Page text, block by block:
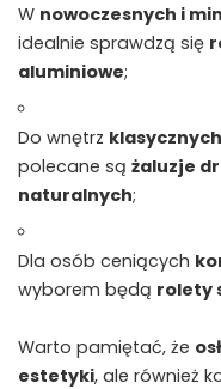
W nowoczesnych i
idealnie sprawdzą się
aluminiowe;
Do wnętrz
polecane są żaluzje
naturalnych;
Dla osób ceniących
wyborem będą rolety
Warto pamiętać, że
estetyki, ale również